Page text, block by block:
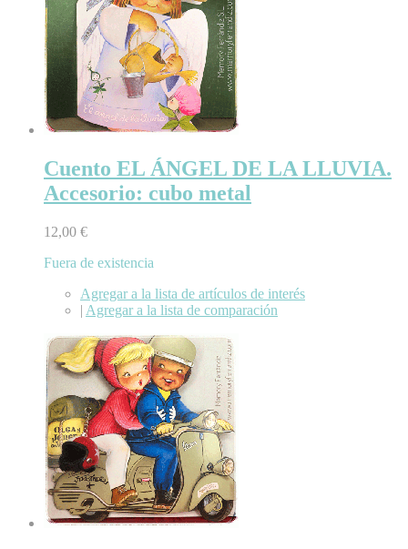
Cuento EL ÁNGEL DE LA LLUVIA.
Accesorio: cubo metal
12,00 €
Fuera de existencia
Agregar a la lista de artículos de interés
| Agregar a la lista de comparación